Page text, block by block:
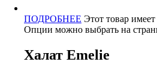
ПОДРОБНЕЕ Этот товар
Опции можно выбрать на
Халат Emelie